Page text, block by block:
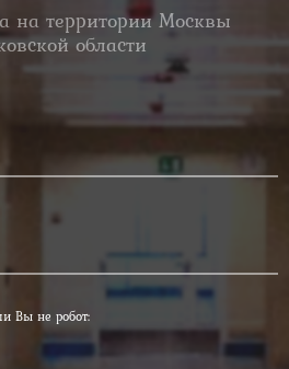
на территории Москвы
области
Вы не робот: